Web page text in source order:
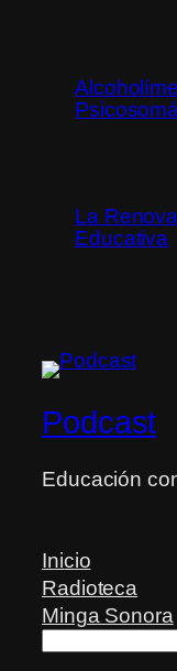
La
Educativa
Podcast
Educación
Inicio
Radioteca
Minga Sonora